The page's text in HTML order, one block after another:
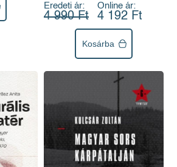
Eredeti ár:
4 990 Ft
Online ár:
4 192 Ft
Kosárba